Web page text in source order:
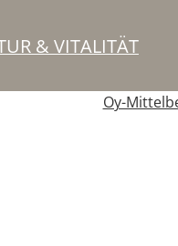
& VITALITÄT
Oy-